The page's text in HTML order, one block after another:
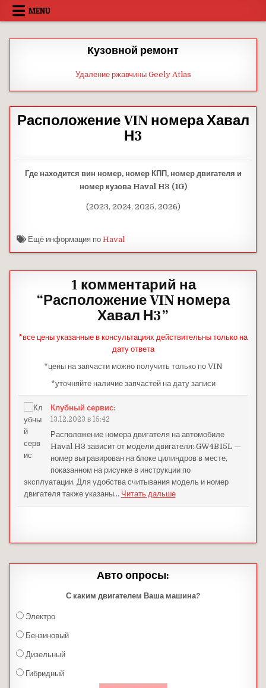
Skip
MENU
Кузовной ремонт
Удаление ржавчины Geely Atlas
Расположение VIN номера Хавал
Н3
Где находится вин номер, номер КПП, номер двигателя и
номер кузова Haval H3 (1G)
(2023, 2024, 2025, 2026)
Ещё информация поHaval
1 комментарий на
“Расположение VIN номера
Хавал Н3”
*все цены указанные в консультациях действительны только на
дату ответа
*цены на запчасти можно получить только по VIN
*уточняйте наличие запчастей на дату записи
Клубный сервис:
13.12.2023 в 15:42
Расположение номера двигателя на автомобиле
Haval H3 зависит от модели двигателя: GW4B15L —
номер выгравирован на блоке цилиндров в месте,
показанном на рисунке в инструкции по
эксплуатации. Для удобства считывания модель и номер
двигателя также указаны… Читать дальше
Авто опросы:
С каким двигателем Ваша машина?
Электро
Бензиновый
Дизельный
Гибридный